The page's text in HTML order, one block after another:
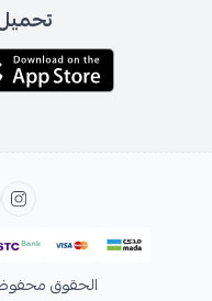
الحقوق محفوظة |